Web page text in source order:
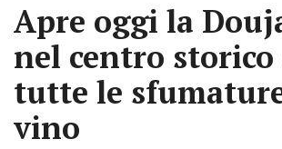
Apre oggi la
nel centro
tutte le
vino